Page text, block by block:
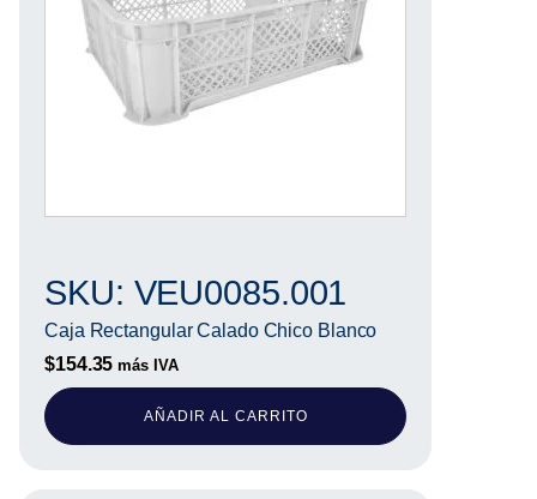
SKU: VEU0085.001
Caja Rectangular Calado Chico Blanco
$154.35 más IVA
AÑADIR AL CARRITO